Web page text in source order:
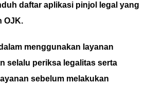
daftar aplikasi pinjol legal yang
OJK.
menggunakan layanan
selalu periksa legalitas serta
sebelum melakukan